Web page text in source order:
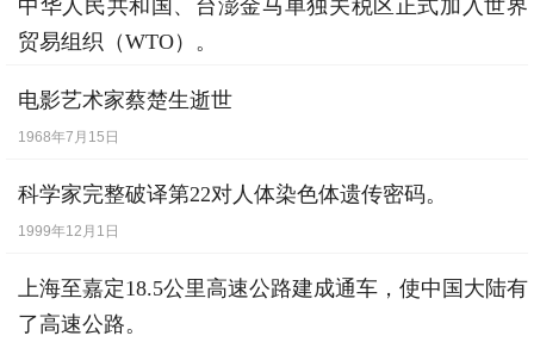
中华人民共和国、台澎金马单独关税区正式加入世界
贸易组织（WTO）。
电影艺术家蔡楚生逝世
1968年7月15日
科学家完整破译第22对人体染色体遗传密码。
1999年12月1日
上海至嘉定18.5公里高速公路建成通车，使中国大陆有
了高速公路。